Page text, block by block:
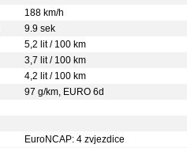
188 km/h
9.9 sek
5,2 lit / 100 km
3,7 lit / 100 km
4,2 lit / 100 km
97 g/km, EURO 6d
EuroNCAP: 4 zvjezdice